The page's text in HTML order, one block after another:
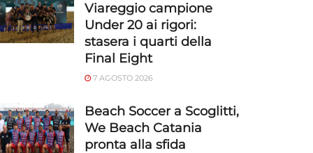
Viareggio campione
Under 20 ai rigori:
stasera i quarti della
Final Eight
7 AGOSTO 2026
Beach Soccer a Scoglitti,
We Beach Catania
pronta alla sfida